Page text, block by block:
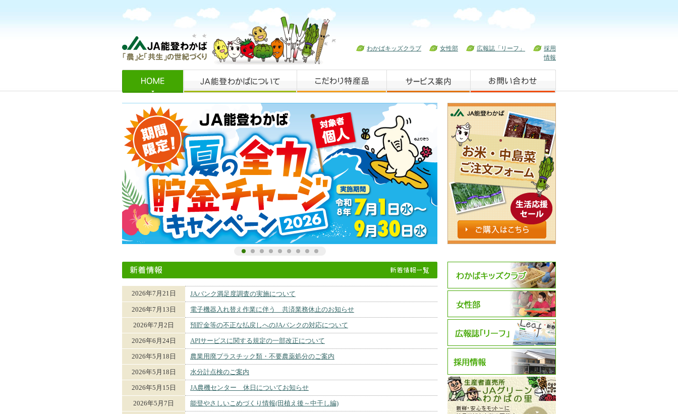
わかばキッズクラブ 女性部 広報誌「リーフ」
採用
情報
2026年7月21日 JAバンク満足度調査の実施について
2026年7月13日 電子機器入れ替え作業に伴う 共済業務休止のお知らせ
2026年7月2日 預貯金等の不正な払戻しへのJAバンクの対応について
2026年6月24日 APIサービスに関する規定の一部改正について
2026年5月18日 農業用廃プラスチック類・不要農薬処分のご案内
2026年5月18日 水分計点検のご案内
2026年5月15日 JA農機センター 休日についてお知らせ
2026年5月7日 能登やさしいこめづくり情報(田植え後～中干し編)